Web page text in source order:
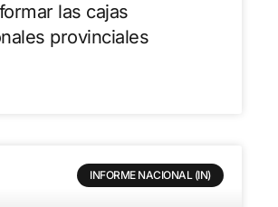
las cajas
provinciales
INFORME NACIONAL (IN)